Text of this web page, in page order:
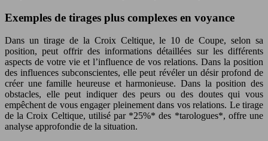
Exemples de tirages plus complexes en voyance
Dans un tirage de la Croix Celtique, le 10 de Coupe, selon sa
position, peut offrir des informations détaillées sur les différents
aspects de votre vie et l’influence de vos relations. Dans la position
des influences subconscientes, elle peut révéler un désir profond de
créer une famille heureuse et harmonieuse. Dans la position des
obstacles, elle peut indiquer des peurs ou des doutes qui vous
empêchent de vous engager pleinement dans vos relations. Le tirage
de la Croix Celtique, utilisé par *25%* des *tarologues*, offre une
analyse approfondie de la situation.